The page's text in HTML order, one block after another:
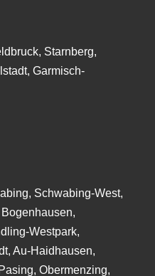
Starnberg,
Garmisch-
Schwabing-West,
Westpark,
Au-Haidhausen,
Obermenzing,